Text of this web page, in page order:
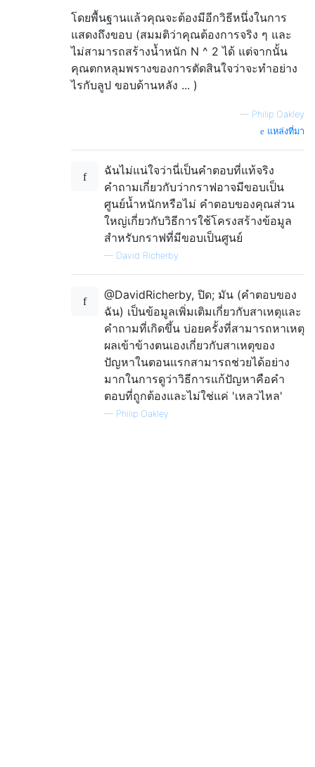
โดยพื้นฐานแล้วคุณจะต้องมีอีกวิธีหนึ่งในการ
แสดงถึงขอบ (สมมติว่าคุณต้องการจริง ๆ และ
ไม่สามารถสร้างน้ำหนัก N ^ 2 ได้ แต่จากนั้น
คุณตกหลุมพรางของการตัดสินใจว่าจะทำอย่าง
ไรกับลูป ขอบด้านหลัง ... )
— Philip Oakley
แหล่งที่มา
ฉันไม่แน่ใจว่านี่เป็นคำตอบที่แท้จริง
คำถามเกี่ยวกับว่ากราฟอาจมีขอบเป็น
ศูนย์น้ำหนักหรือไม่ คำตอบของคุณส่วน
ใหญ่เกี่ยวกับวิธีการใช้โครงสร้างข้อมูล
สำหรับกราฟที่มีขอบเป็นศูนย์
— David Richerby
@DavidRicherby, ปิด; มัน (คำตอบของ
ฉัน) เป็นข้อมูลเพิ่มเติมเกี่ยวกับสาเหตุและ
คำถามที่เกิดขึ้น บ่อยครั้งที่สามารถหาเหตุ
ผลเข้าข้างตนเองเกี่ยวกับสาเหตุของ
ปัญหาในตอนแรกสามารถช่วยได้อย่าง
มากในการดูว่าวิธีการแก้ปัญหาคือคำ
ตอบที่ถูกต้องและไม่ใช่แค่ 'เหลวไหล'
— Philip Oakley